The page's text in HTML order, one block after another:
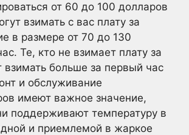
от 60 до 100 долларов
взимать с вас плату за
в размере от 70 до 130
Те, кто не взимает плату за
взимать больше за первый час
и обслуживание
имеют важное значение,
поддерживают температуру в
и приемлемой в жаркое